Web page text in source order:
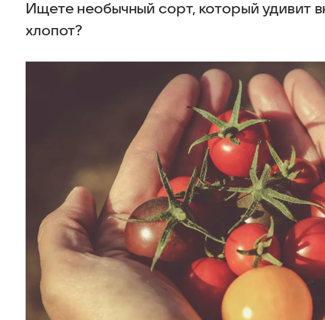
Ищете необычный сорт, который удивит
хлопот?